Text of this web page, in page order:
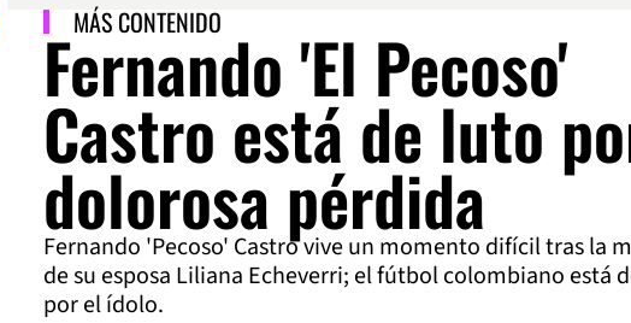
MÁS CONTENIDO
Fernando 'El Pecoso'
Castro está de luto
dolorosa pérdida
Fernando 'Pecoso' Castro vive un momento difícil tras la
de su esposa Liliana Echeverri; el fútbol colombiano está
por el ídolo.